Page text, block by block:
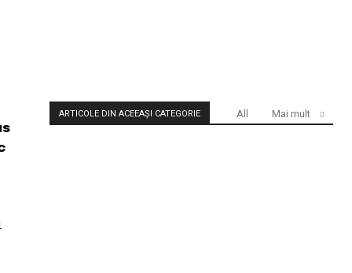
ARTICOLE DIN ACEEAȘI CATEGORIE All Mai mult